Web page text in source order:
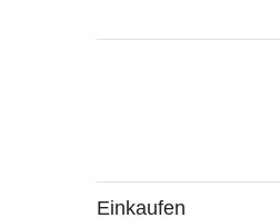
Einkaufen